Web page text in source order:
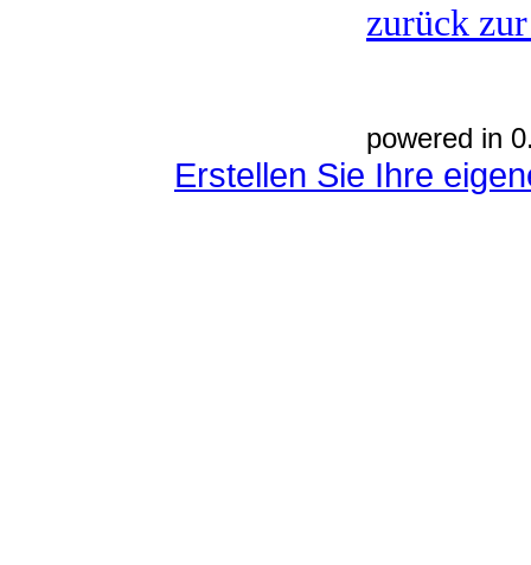
zurück
powered in
Erstellen Sie Ihre